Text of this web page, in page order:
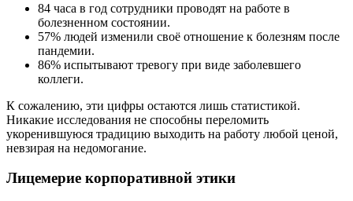
84 часа в год сотрудники проводят на работе в
болезненном состоянии.
57% людей изменили своё отношение к болезням после
пандемии.
86% испытывают тревогу при виде заболевшего
коллеги.
К сожалению, эти цифры остаются лишь статистикой.
Никакие исследования не способны переломить
укоренившуюся традицию выходить на работу любой ценой,
невзирая на недомогание.
Лицемерие корпоративной этики